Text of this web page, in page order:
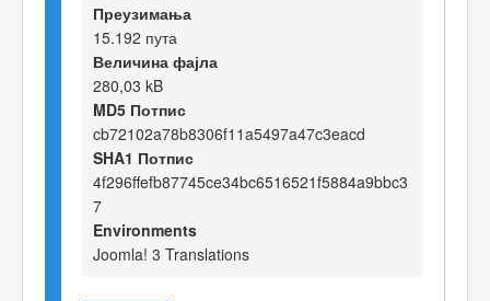
Преузимања
15.192 пута
Величина фајла
280,03 kB
MD5 Потпис
cb72102a78b8306f11a5497a47c3eacd
SHA1 Потпис
4f296ffefb87745ce34bc6516521f5884a9bbc3
7
Environments
Joomla! 3 Translations